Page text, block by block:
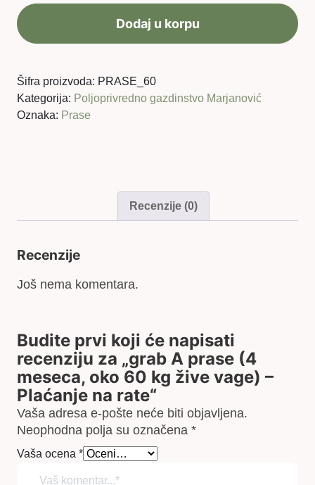
(4
meseca,
oko
kg
žive
vage)
Dodaj u korpu
Šifra proizvoda: PRASE_60
Kategorija: Poljoprivredno gazdinstvo Marjanović
Oznaka: Prase
Recenzije (0)
Recenzije
Još nema komentara.
Budite prvi koji će napisati
recenziju za „grab A prase (4
meseca, oko 60 kg žive vage) –
Plaćanje na rate“
Vaša adresa e-pošte neće biti objavljena.
Neophodna polja su označena *
Vaša ocena *